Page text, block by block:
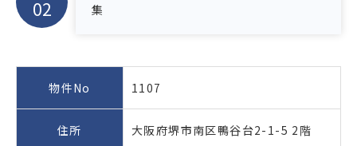
集
物件No 1107
住所 大阪府堺市南区鴨谷台2-1-5 2階